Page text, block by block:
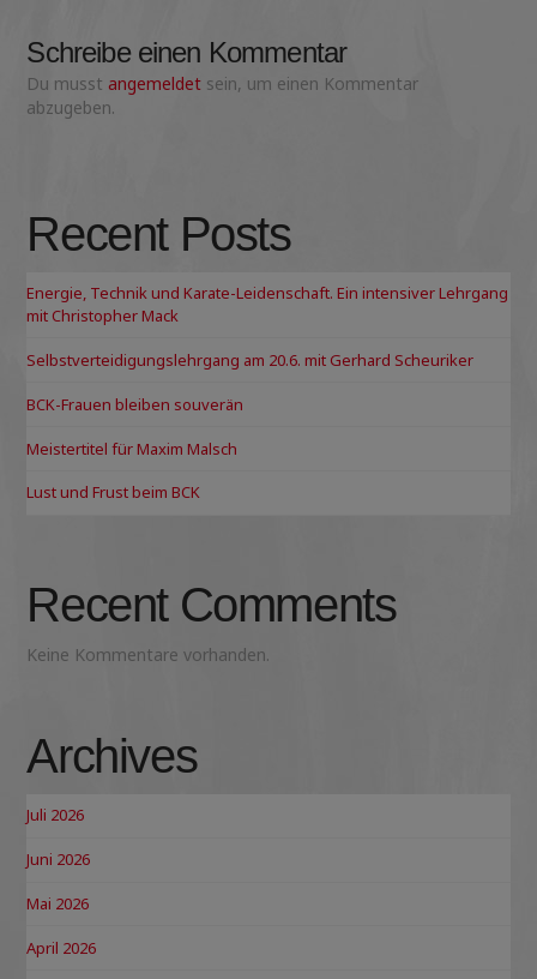
Schreibe einen Kommentar
Du musst angemeldet sein, um einen Kommentar
abzugeben.
Recent Posts
Energie, Technik und Karate-Leidenschaft. Ein intensiver Lehrgang
mit Christopher Mack
Selbstverteidigungslehrgang am 20.6. mit Gerhard Scheuriker
BCK-Frauen bleiben souverän
Meistertitel für Maxim Malsch
Lust und Frust beim BCK
Recent Comments
Keine Kommentare vorhanden.
Archives
Juli 2026
Juni 2026
Mai 2026
April 2026